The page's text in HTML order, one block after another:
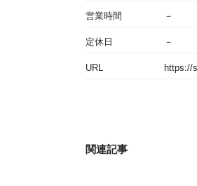
営業時間 －
定休日 －
URL https://
関連記事